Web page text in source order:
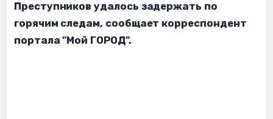
Преступников удалось задержать по
горячим следам, сообщает корреспондент
портала "Мой ГОРОД".